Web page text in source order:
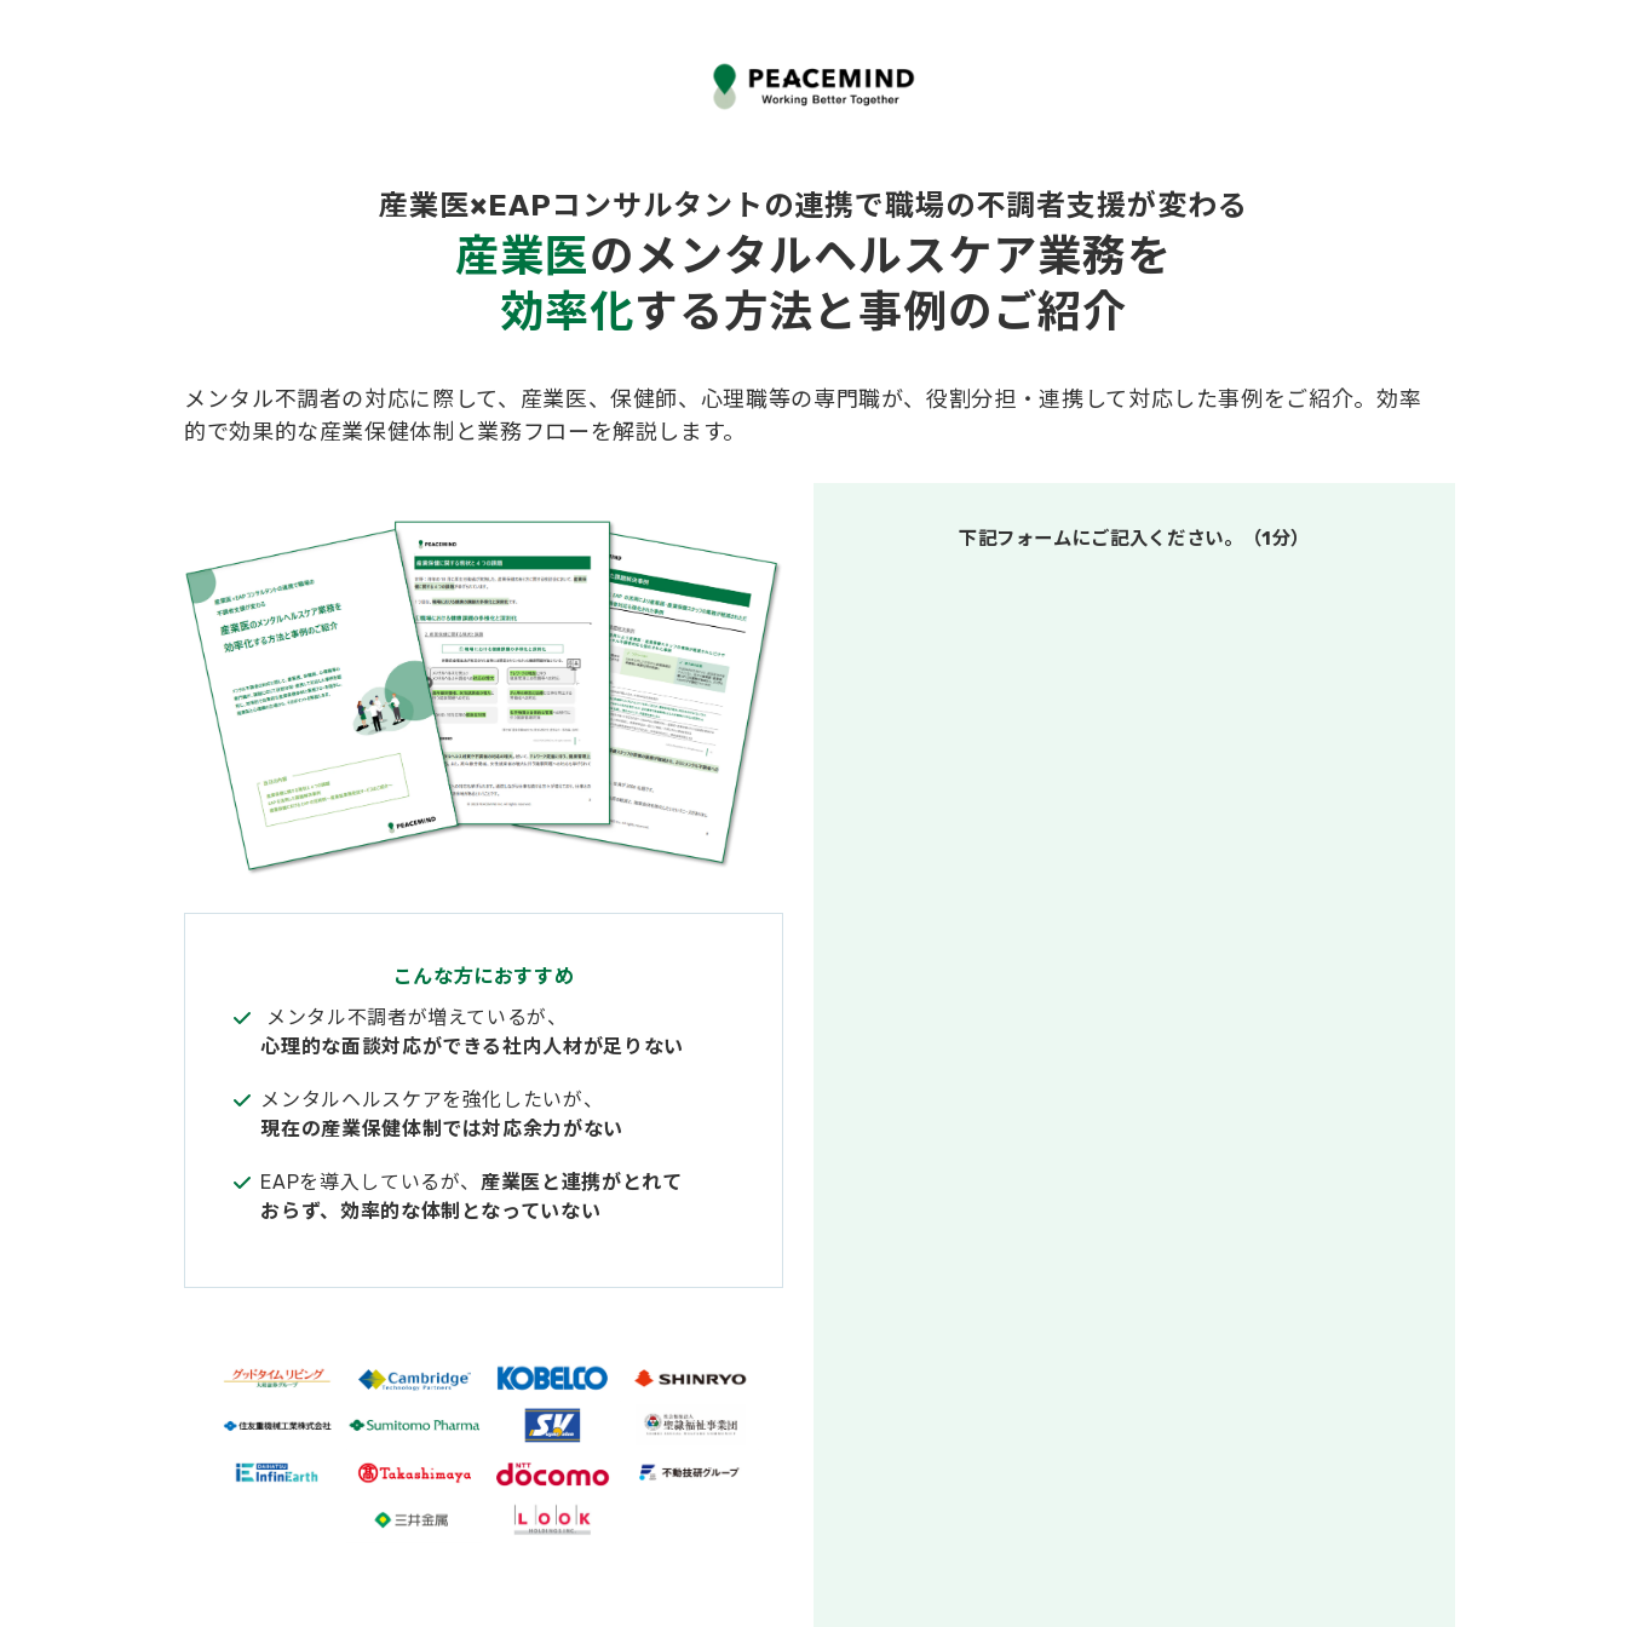
産業医×EAPコンサルタントの連携で職場の不調者支援が変わる
産業医のメンタルヘルスケア業務を
効率化する方法と事例のご紹介
メンタル不調者の対応に際して、産業医、保健師、心理職等の専門職が、役割分担・連携して対応した事例をご紹介。効率
的で効果的な産業保健体制と業務フローを解説します。
こんな方におすすめ
メンタル不調者が増えているが、
心理的な面談対応ができる社内人材が足りない
メンタルヘルスケアを強化したいが、
現在の産業保健体制では対応余力がない
EAPを導入しているが、 産業医と連携がとれて
おらず、効率的な体制となっていない
下記フォームにご記入ください。（1分）